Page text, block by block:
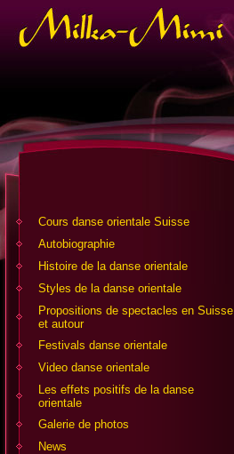
Cours danse orientale Suisse
Аutobiographie
Histoire de la danse orientale
Styles de la danse orientale
Propositions de spectacles en Suisse
et autour
Festivals danse orientale
Video danse orientale
Les effets positifs de la danse
orientale
Galerie de photos
News